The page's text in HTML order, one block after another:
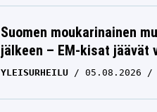
Suomen moukarinainen
jälkeen – EM-kisat jäävät
YLEISURHEILU 05.08.2026